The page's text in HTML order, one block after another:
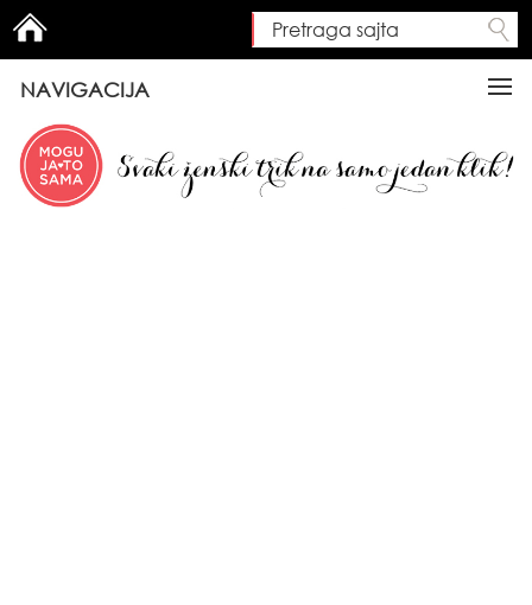
Search form
Pretraga sajta
NAVIGACIJA